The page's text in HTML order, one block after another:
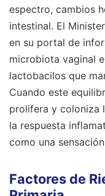
espectro, cambios
intestinal. El
en su portal de
microbiota vaginal
lactobacilos que
Cuando este
prolifera y coloniza
la respuesta
como una
Factores de